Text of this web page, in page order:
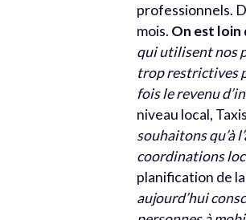
professionnels.
mois. On est loin
qui utilisent nos
trop restrictives
fois le revenu
niveau local,
souhaitons qu’à
coordinations
planification de
aujourd’hui